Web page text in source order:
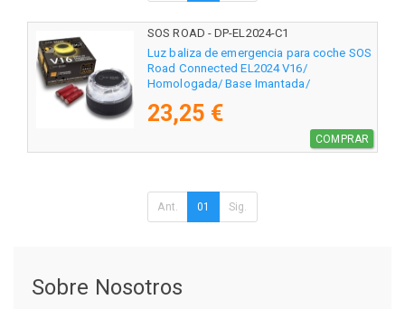
SOS ROAD - DP-EL2024-C1
Luz baliza de emergencia para coche SOS
Road Connected EL2024 V16/
Homologada/ Base Imantada/
23,25 €
COMPRAR
Ant. 01 Sig.
Sobre Nosotros